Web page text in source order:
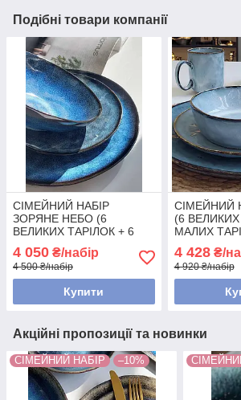
Подібні товари компанії
СІМЕЙНИЙ НАБІР
ЗОРЯНЕ НЕБО (6
ВЕЛИКИХ ТАРІЛОК + 6
МИСОК)
4 050 ₴/набір
4 500 ₴/набір
Купити
СІМЕЙНИЙ
(6 ВЕЛИКИХ
МАЛИХ
4 428₴/
4 920 ₴/набір
Акційні пропозиції та новинки
СІМЕЙНИЙ НАБІР –10%